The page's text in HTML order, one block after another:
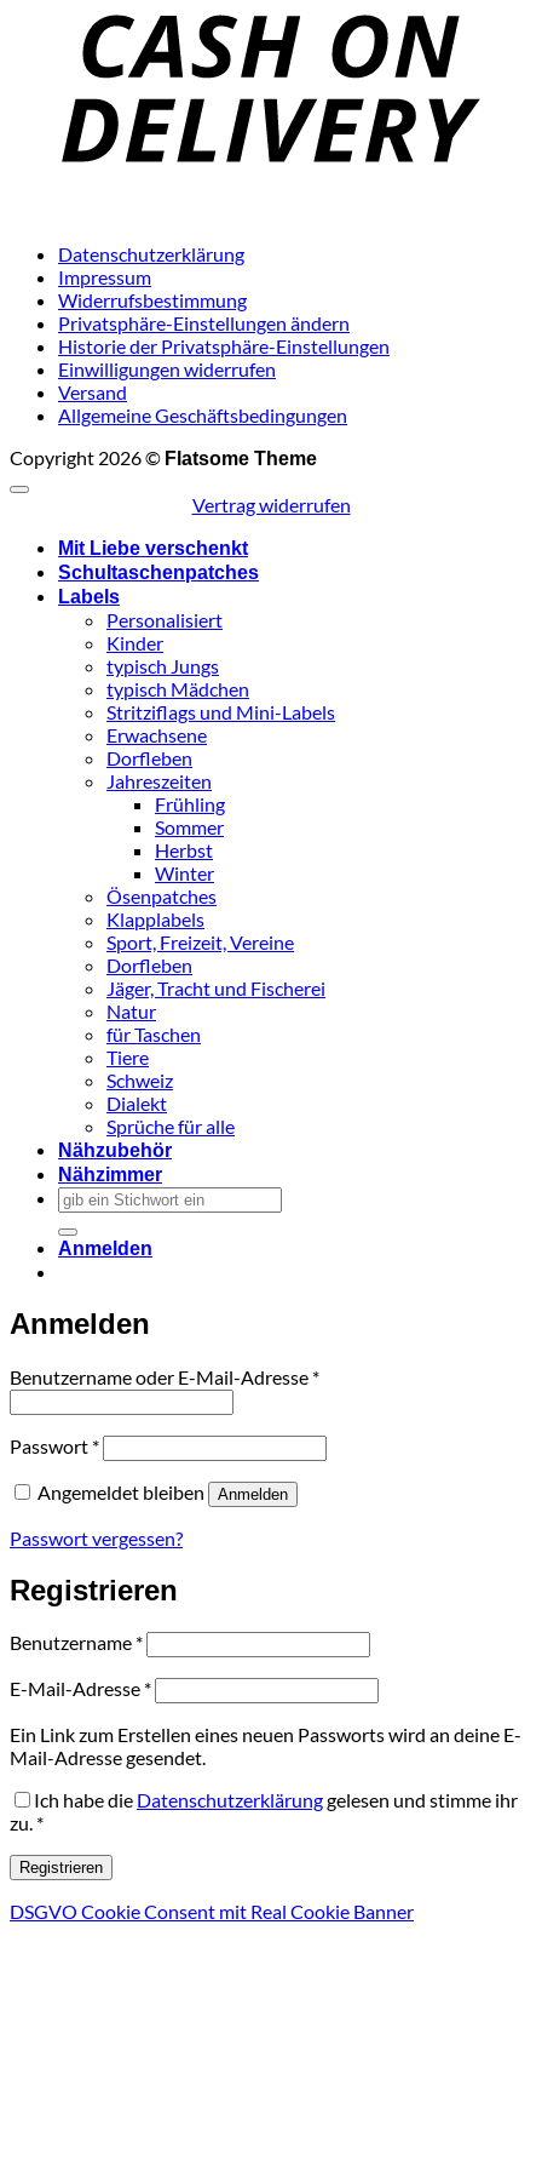
Datenschutzerklärung
Impressum
Widerrufsbestimmung
Privatsphäre-Einstellungen ändern
Historie der Privatsphäre-Einstellungen
Einwilligungen widerrufen
Versand
Allgemeine Geschäftsbedingungen
Copyright 2026 © Flatsome Theme
Vertrag widerrufen
Mit Liebe verschenkt
Schultaschenpatches
Labels
Personalisiert
Kinder
typisch Jungs
typisch Mädchen
Stritziflags und Mini-Labels
Erwachsene
Dorfleben
Jahreszeiten
Frühling
Sommer
Herbst
Winter
Ösenpatches
Klapplabels
Sport, Freizeit, Vereine
Dorfleben
Jäger, Tracht und Fischerei
Natur
für Taschen
Tiere
Schweiz
Dialekt
Sprüche für alle
Nähzubehör
Nähzimmer
Suchen
nach:
Anmelden
Anmelden
Benutzername oder E-Mail-Adresse *Erforderlich
Passwort *Erforderlich
Angemeldet bleiben Anmelden
Passwort vergessen?
Registrieren
Benutzername *Erforderlich
E-Mail-Adresse *Erforderlich
Ein Link zum Erstellen eines neuen Passworts wird an deine E-
Mail-Adresse gesendet.
Ich habe die Datenschutzerklärunggelesen und stimme ihr
zu. *
Registrieren
DSGVO Cookie Consent mit Real Cookie Banner